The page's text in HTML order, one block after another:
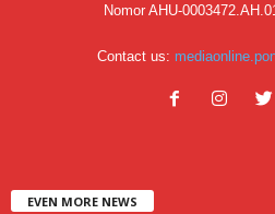
Nomor AHU-
Contact us:
EVEN MORE NEWS